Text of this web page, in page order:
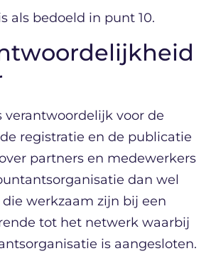
als bedoeld in punt 10.
verantwoordelijk voor de
registratie en de publicatie
partners en medewerkers
dan wel
werkzaam zijn bij een
tot het netwerk waarbij
is aangesloten.